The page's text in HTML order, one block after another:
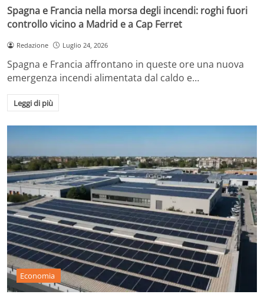
Spagna e Francia nella morsa degli incendi: roghi fuori
controllo vicino a Madrid e a Cap Ferret
Redazione Luglio 24, 2026
Spagna e Francia affrontano in queste ore una nuova
emergenza incendi alimentata dal caldo e…
Leggi di più
Economia